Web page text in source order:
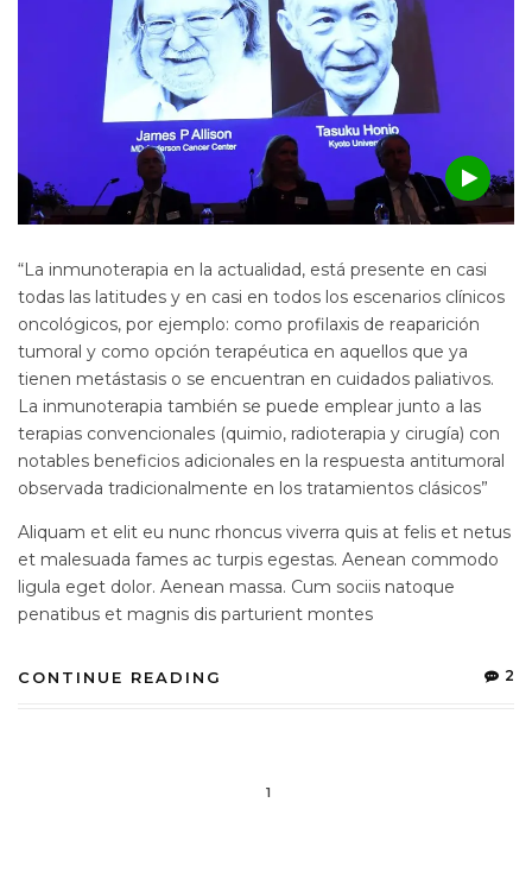
“La inmunoterapia en la actualidad, está presente en casi
todas las latitudes y en casi en todos los escenarios clínicos
oncológicos, por ejemplo: como profilaxis de reaparición
tumoral y como opción terapéutica en aquellos que ya
tienen metástasis o se encuentran en cuidados paliativos.
La inmunoterapia también se puede emplear junto a las
terapias convencionales (quimio, radioterapia y cirugía) con
notables beneficios adicionales en la respuesta antitumoral
observada tradicionalmente en los tratamientos clásicos”
Aliquam et elit eu nunc rhoncus viverra quis at felis et netus
et malesuada fames ac turpis egestas. Aenean commodo
ligula eget dolor. Aenean massa. Cum sociis natoque
penatibus et magnis dis parturient montes
CONTINUE READING 2
1